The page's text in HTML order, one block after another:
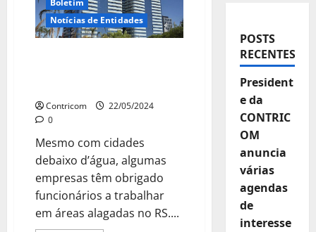
Notícias de Entidades
Contricom
22/05/2024
0
Mesmo com cidades
debaixo d’água, algumas
empresas têm obrigado
funcionários a trabalhar
em áreas alagadas no RS....
POSTS
RECENTES
President
e da
CONTRIC
OM
anuncia
várias
agendas
de
interesse